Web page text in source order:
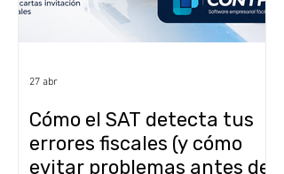
Cómo el SAT detecta tus
errores fiscales (y cómo
evitar problemas antes de
27 abr